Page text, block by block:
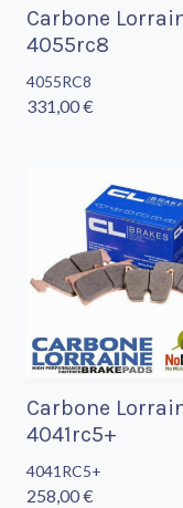
Carbone
4055rc8
4055RC8
331,00 €
Carbone
4041rc5+
4041RC5+
258,00 €